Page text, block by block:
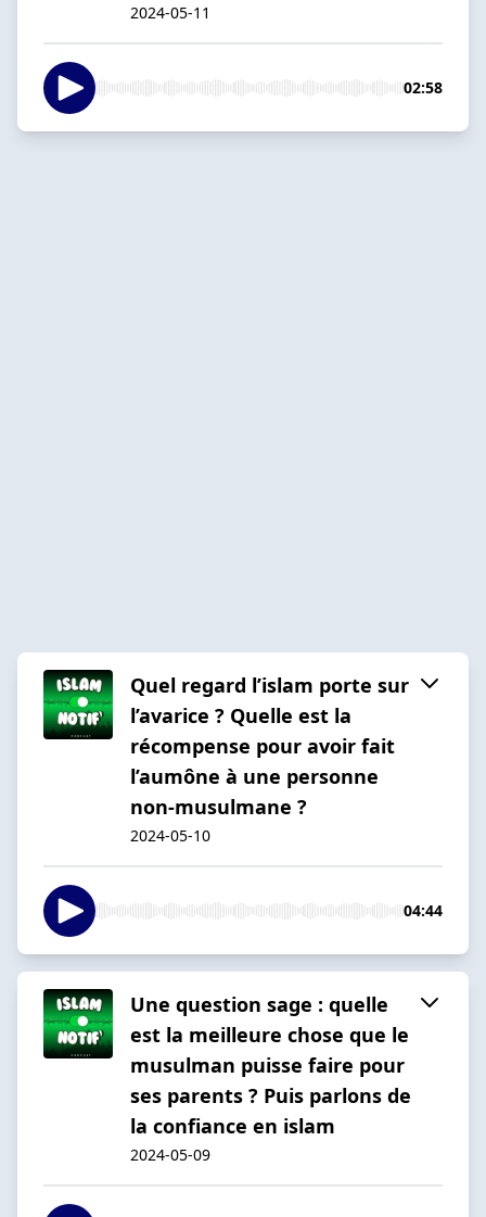
2024-05-11
02:58
Quel regard l’islam porte sur
l’avarice ? Quelle est la
récompense pour avoir fait
l’aumône à une personne
non-musulmane ?
2024-05-10
04:44
Une question sage : quelle
est la meilleure chose que le
musulman puisse faire pour
ses parents ? Puis parlons de
la confiance en islam
2024-05-09